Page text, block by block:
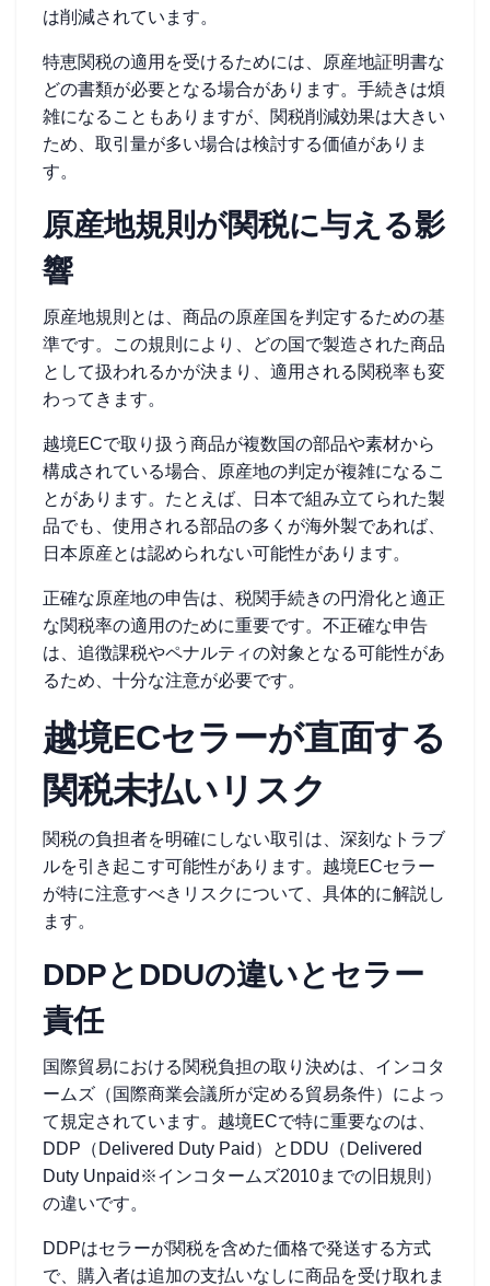
は削減されています。
特恵関税の適用を受けるためには、原産地証明書な
どの書類が必要となる場合があります。手続きは煩
雑になることもありますが、関税削減効果は大きい
ため、取引量が多い場合は検討する価値がありま
す。
原産地規則が関税に与える影
響
原産地規則とは、商品の原産国を判定するための基
準です。この規則により、どの国で製造された商品
として扱われるかが決まり、適用される関税率も変
わってきます。
越境ECで取り扱う商品が複数国の部品や素材から
構成されている場合、原産地の判定が複雑になるこ
とがあります。たとえば、日本で組み立てられた製
品でも、使用される部品の多くが海外製であれば、
日本原産とは認められない可能性があります。
正確な原産地の申告は、税関手続きの円滑化と適正
な関税率の適用のために重要です。不正確な申告
は、追徴課税やペナルティの対象となる可能性があ
るため、十分な注意が必要です。
越境ECセラーが直面する
関税未払いリスク
関税の負担者を明確にしない取引は、深刻なトラブ
ルを引き起こす可能性があります。越境ECセラー
が特に注意すべきリスクについて、具体的に解説し
ます。
DDPとDDUの違いとセラー
責任
国際貿易における関税負担の取り決めは、インコタ
ームズ（国際商業会議所が定める貿易条件）によっ
て規定されています。越境ECで特に重要なのは、
DDP（Delivered Duty Paid）とDDU（Delivered
Duty Unpaid※インコタームズ2010までの旧規則）
の違いです。
DDPはセラーが関税を含めた価格で発送する方式
で、購入者は追加の支払いなしに商品を受け取れま